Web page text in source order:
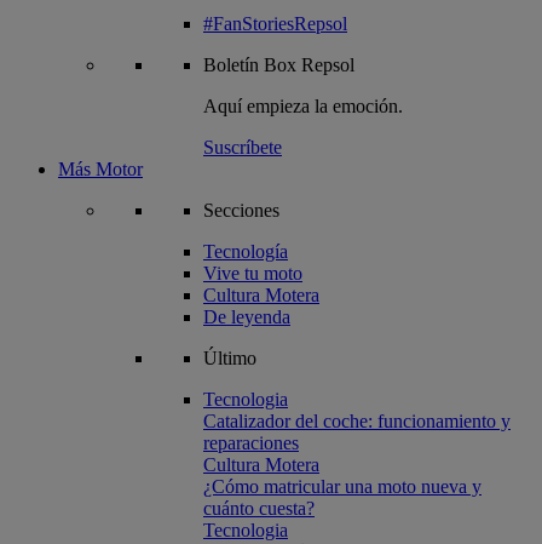
#FanStoriesRepsol
Boletín Box Repsol
Aquí empieza la emoción.
Suscríbete
Más Motor
Secciones
Tecnología
Vive tu moto
Cultura Motera
De leyenda
Último
Tecnologia
Catalizador del coche: funcionamiento y
reparaciones
Cultura Motera
¿Cómo matricular una moto nueva y
cuánto cuesta?
Tecnologia